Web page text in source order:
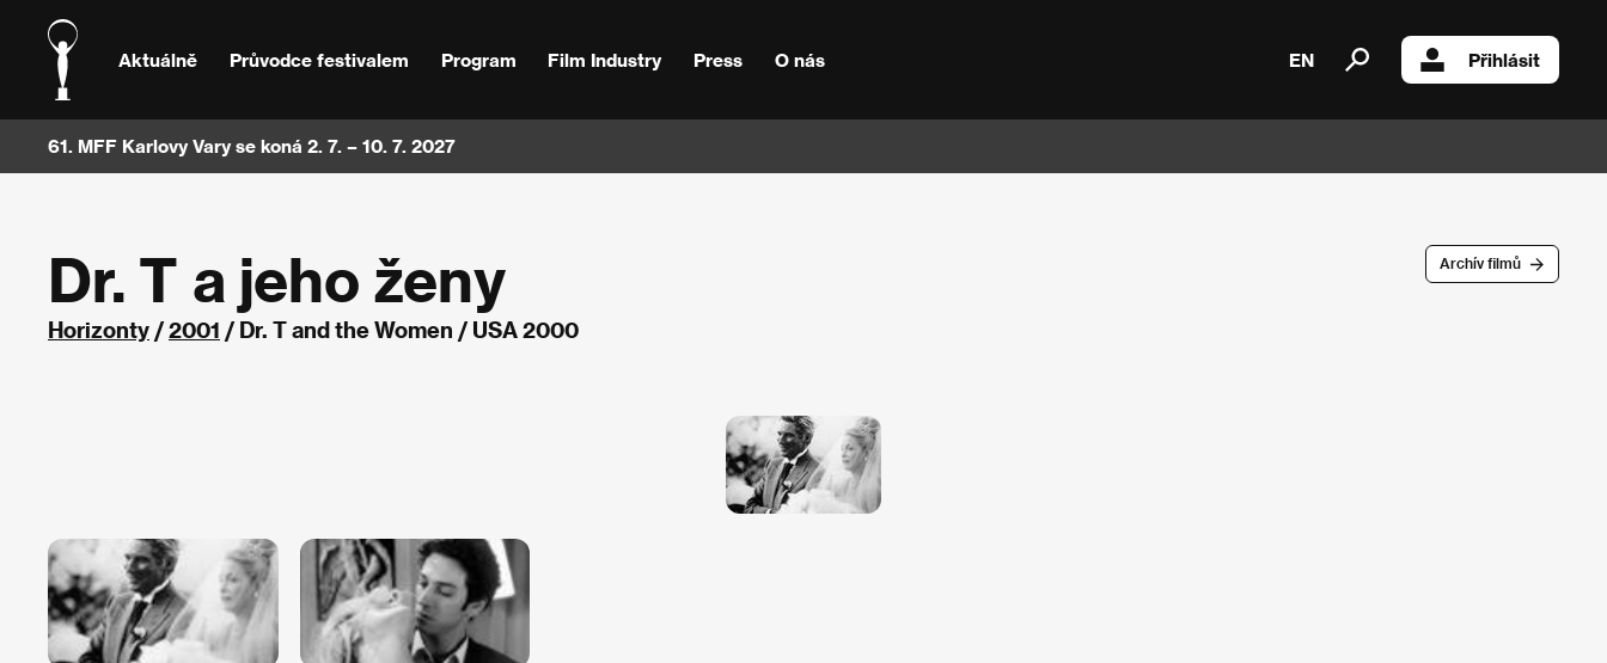
Aktuálně Průvodce festivalem Program Film Industry Press O nás EN Přihlásit
61. MFF Karlovy Vary se koná 2. 7. – 10. 7. 2027
Archív filmů
Dr. T a jeho ženy
Horizonty /2001 / Dr. T and the Women / USA 2000